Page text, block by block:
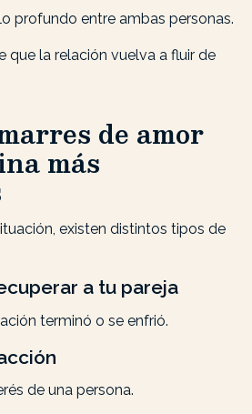
profundo entre ambas personas.
que la relación vuelva a fluir de
de amor
más
existen distintos tipos de
a tu pareja
terminó o se enfrió.
de una persona.